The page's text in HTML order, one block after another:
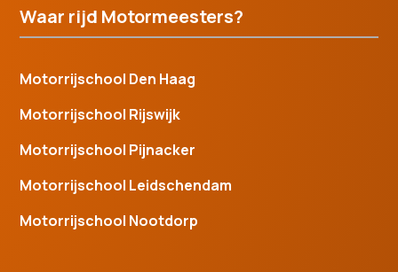
Waar rijd Motormeesters?
Motorrijschool Den Haag
Motorrijschool Rijswijk
Motorrijschool Pijnacker
Motorrijschool Leidschendam
Motorrijschool Nootdorp